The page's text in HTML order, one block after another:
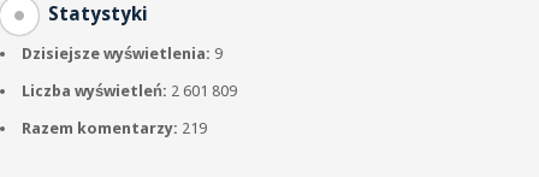
Statystyki
Dzisiejsze wyświetlenia: 9
Liczba wyświetleń: 2 601 809
Razem komentarzy: 219